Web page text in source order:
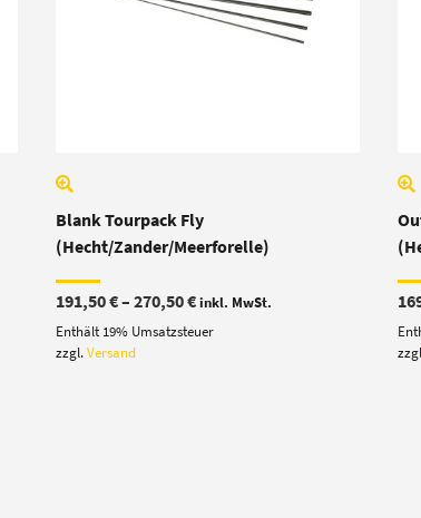
Blank Tourpack Fly
(Hecht/Zander/Meerforelle)
191,50€– 270,50€Preisspanne:
bis
inkl. MwSt.
Enthält 19% Umsatzsteuer
zzgl.Versand